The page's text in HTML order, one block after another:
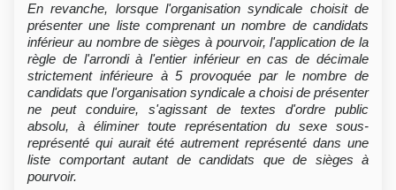
En revanche, lorsque l'organisation syndicale choisit de
présenter une liste comprenant un nombre de candidats
inférieur au nombre de sièges à pourvoir, l'application de la
règle de l'arrondi à l'entier inférieur en cas de décimale
strictement inférieure à 5 provoquée par le nombre de
candidats que l'organisation syndicale a choisi de présenter
ne peut conduire, s'agissant de textes d'ordre public
absolu, à éliminer toute représentation du sexe sous-
représenté qui aurait été autrement représenté dans une
liste comportant autant de candidats que de sièges à
pourvoir.